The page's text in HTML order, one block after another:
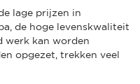
lage prijzen in
de hoge levenskwaliteit
werk kan worden
opgezet, trekken veel